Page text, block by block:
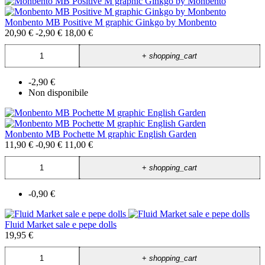
Monbento MB Positive M graphic Ginkgo by Monbento
20,90 € -2,90 € 18,00 €
+shopping_cart
-2,90 €
Non disponibile
Monbento MB Pochette M graphic English Garden
11,90 € -0,90 € 11,00 €
+shopping_cart
-0,90 €
Fluid Market sale e pepe dolls
19,95 €
+shopping_cart